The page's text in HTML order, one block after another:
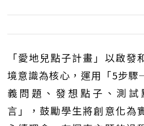
「愛地兒點子計畫」以啟發
境意識為核心，運用「5步
義問題、發想點子、測試
言」，鼓勵學生將創意化為